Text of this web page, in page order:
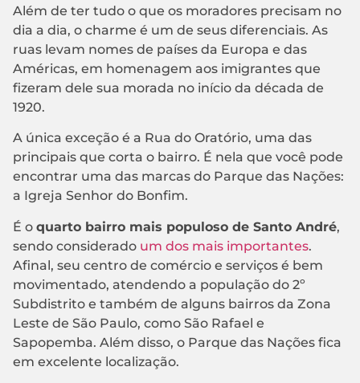
Além de ter tudo o que os moradores precisam no
dia a dia, o charme é um de seus diferenciais. As
ruas levam nomes de países da Europa e das
Américas, em homenagem aos imigrantes que
fizeram dele sua morada no início da década de
1920.
A única exceção é a Rua do Oratório, uma das
principais que corta o bairro. É nela que você pode
encontrar uma das marcas do Parque das Nações:
a Igreja Senhor do Bonfim.
É o quarto bairro mais populoso de Santo André,
sendo considerado um dos mais importantes.
Afinal, seu centro de comércio e serviços é bem
movimentado, atendendo a população do 2º
Subdistrito e também de alguns bairros da Zona
Leste de São Paulo, como São Rafael e
Sapopemba. Além disso, o Parque das Nações fica
em excelente localização.